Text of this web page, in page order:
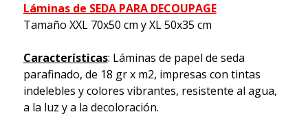
Láminas de SEDA PARA DECOUPAGE
Tamaño XXL 70x50 cm y XL 50x35 cm
Características: Láminas de papel de seda
parafinado, de 18 gr x m2, impresas con tintas
indelebles y colores vibrantes, resistente al agua,
a la luz y a la decoloración.